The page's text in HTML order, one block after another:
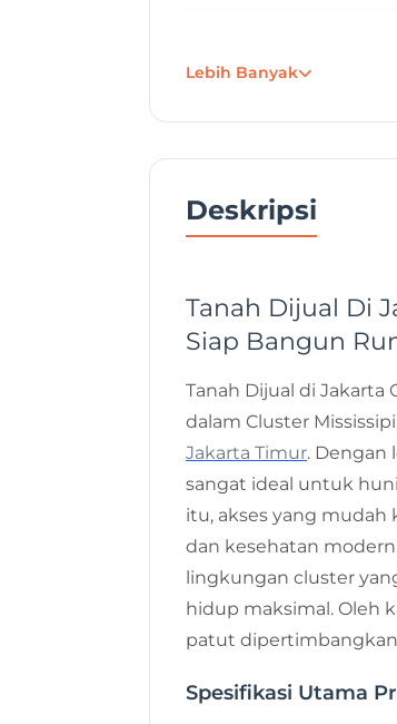
Project
Lebih Banyak
Deskripsi
Tanah Dijual Di
Siap Bangun
Tanah Dijual di Jakarta
dalam Cluster
Jakarta Timur. Dengan
sangat ideal untuk
itu, akses yang mudah
dan kesehatan
lingkungan cluster
hidup maksimal. Oleh
patut
Spesifikasi Utama